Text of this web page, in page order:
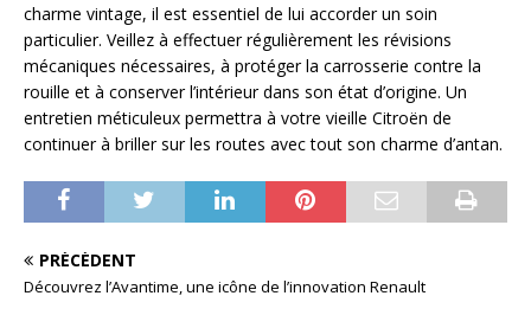
charme vintage, il est essentiel de lui accorder un soin
particulier. Veillez à effectuer régulièrement les révisions
mécaniques nécessaires, à protéger la carrosserie contre la
rouille et à conserver l’intérieur dans son état d’origine. Un
entretien méticuleux permettra à votre vieille Citroën de
continuer à briller sur les routes avec tout son charme d’antan.
PRÉCÉDENT
Découvrez l’Avantime, une icône de l’innovation Renault